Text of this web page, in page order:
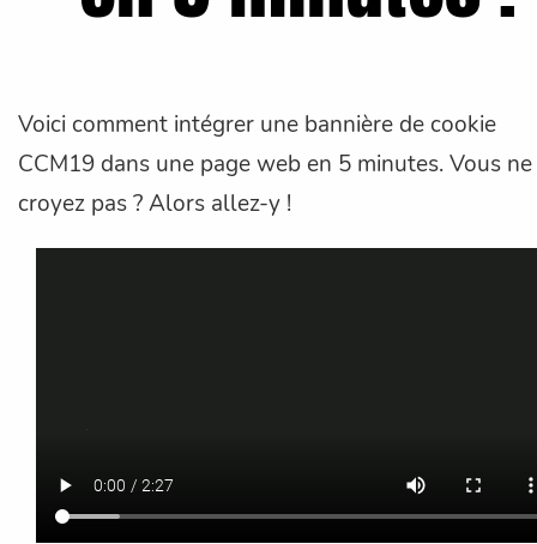
Voici comment intégrer une bannière de cookie
CCM19 dans une page web en 5 minutes. Vous ne
croyez pas ? Alors allez-y !